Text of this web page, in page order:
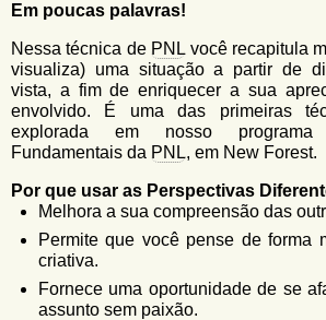
l
á
r
i
o
d
e
b
u
o
G
o
l
f
i
n
h
o
Em poucas palavras!
Nessa técnica de PNL você recapitula
visualiza) uma situação a partir de
vista, a fim de enriquecer a sua
envolvido. É uma das primeiras
explorada em nosso
Fundamentais da PNL, em New Forest.
Por que usar as Perspectivas
Melhora a sua compreensão das
Permite que você pense de forma
criativa.
Fornece uma oportunidade de se
assunto sem paixão.